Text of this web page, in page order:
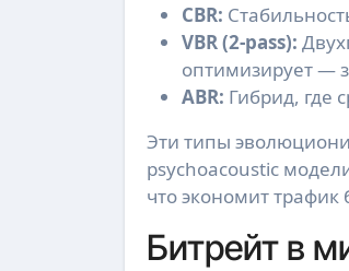
CBR:
VBR (2-pass):
оптимизирует —
ABR: Гибрид, где
Эти типы
psychoacoustic
что экономит трафик
Битрейт в